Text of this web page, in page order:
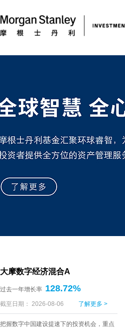
大摩数字经济混合A
过去一年增长率 128.72%
截至日期： 2026-08-06 了解更多 >
把握数字中国建设提速下的投资机会，重点